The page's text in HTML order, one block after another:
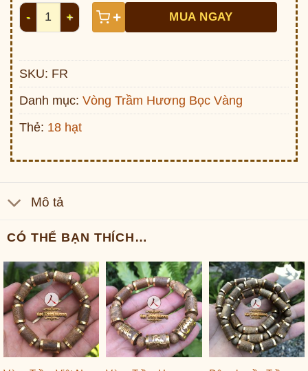
Vòng tay Trầm bọc vàng hình Rồng (FR) số lượng
+ MUA NGAY
SKU: FR
Danh mục: Vòng Trầm Hương Bọc Vàng
Thẻ: 18 hạt
Mô tả
CÓ THỂ BẠN THÍCH…